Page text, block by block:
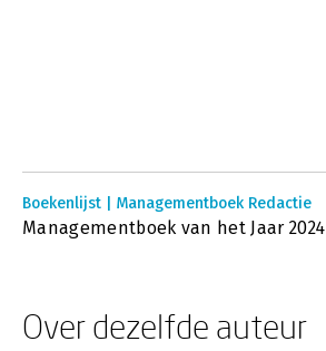
Boekenlijst | Managementboek Redactie
Managementboek van het Jaar 2024
Over dezelfde auteur